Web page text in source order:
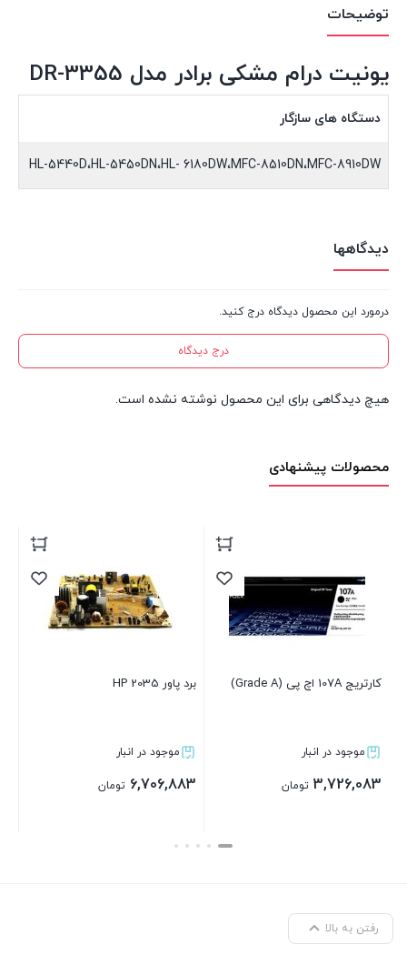
توضیحات
یونیت درام مشکی برادر مدل DR-3355
دستگاه های سازگار
HL-5440D،HL-5450DN،HL- 6180DW،MFC-8510DN،MFC-8910DW
دیدگاهها
درمورد این محصول دیدگاه درج کنید.
درج دیدگاه
هیچ دیدگاهی برای این محصول نوشته نشده است.
محصولات پیشنهادی
برد پاور HP 2035
موجود در انبار
6,706,883 تومان
کارتریج HP 12A (Grade A)
موجود در انبار
1,987,283 تومان
رفتن به بالا